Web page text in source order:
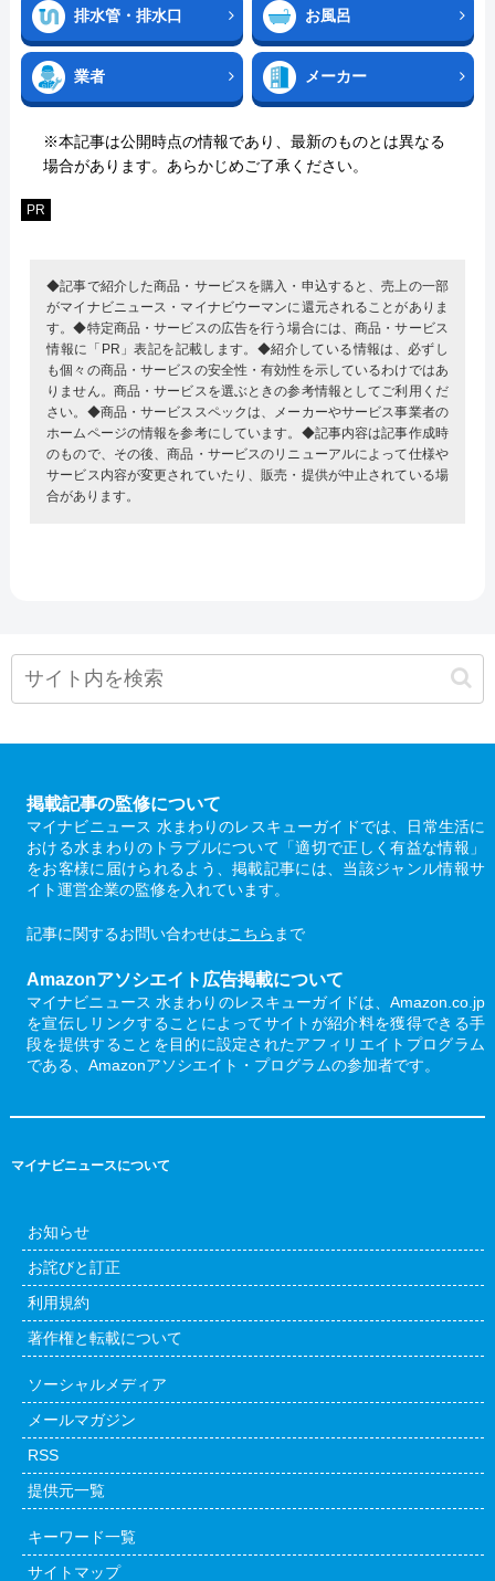
排水管・排水口 お風呂
業者 メーカー
※本記事は公開時点の情報であり、最新のものとは異なる
場合があります。あらかじめご了承ください。
PR
◆記事で紹介した商品・サービスを購入・申込すると、売上の一部
がマイナビニュース・マイナビウーマンに還元されることがありま
す。◆特定商品・サービスの広告を行う場合には、商品・サービス
情報に「PR」表記を記載します。◆紹介している情報は、必ずし
も個々の商品・サービスの安全性・有効性を示しているわけではあ
りません。商品・サービスを選ぶときの参考情報としてご利用くだ
さい。◆商品・サービススペックは、メーカーやサービス事業者の
ホームページの情報を参考にしています。◆記事内容は記事作成時
のもので、その後、商品・サービスのリニューアルによって仕様や
サービス内容が変更されていたり、販売・提供が中止されている場
合があります。
掲載記事の監修について
マイナビニュース 水まわりのレスキューガイドでは、日常生活に
おける水まわりのトラブルについて「適切で正しく有益な情報」
をお客様に届けられるよう、掲載記事には、当該ジャンル情報サ
イト運営企業の監修を入れています。
記事に関するお問い合わせはこちら まで
Amazonアソシエイト広告掲載について
マイナビニュース 水まわりのレスキューガイドは、Amazon.co.jp
を宣伝しリンクすることによってサイトが紹介料を獲得できる手
段を提供することを目的に設定されたアフィリエイトプログラム
である、Amazonアソシエイト・プログラムの参加者です。
マイナビニュースについて
お知らせ
お詫びと訂正
利用規約
著作権と転載について
ソーシャルメディア
メールマガジン
RSS
提供元一覧
キーワード一覧
サイトマップ